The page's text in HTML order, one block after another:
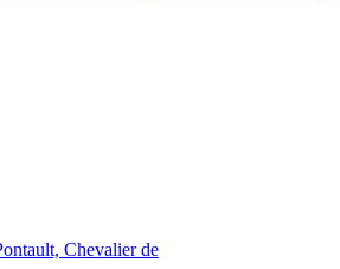
Chevalier de